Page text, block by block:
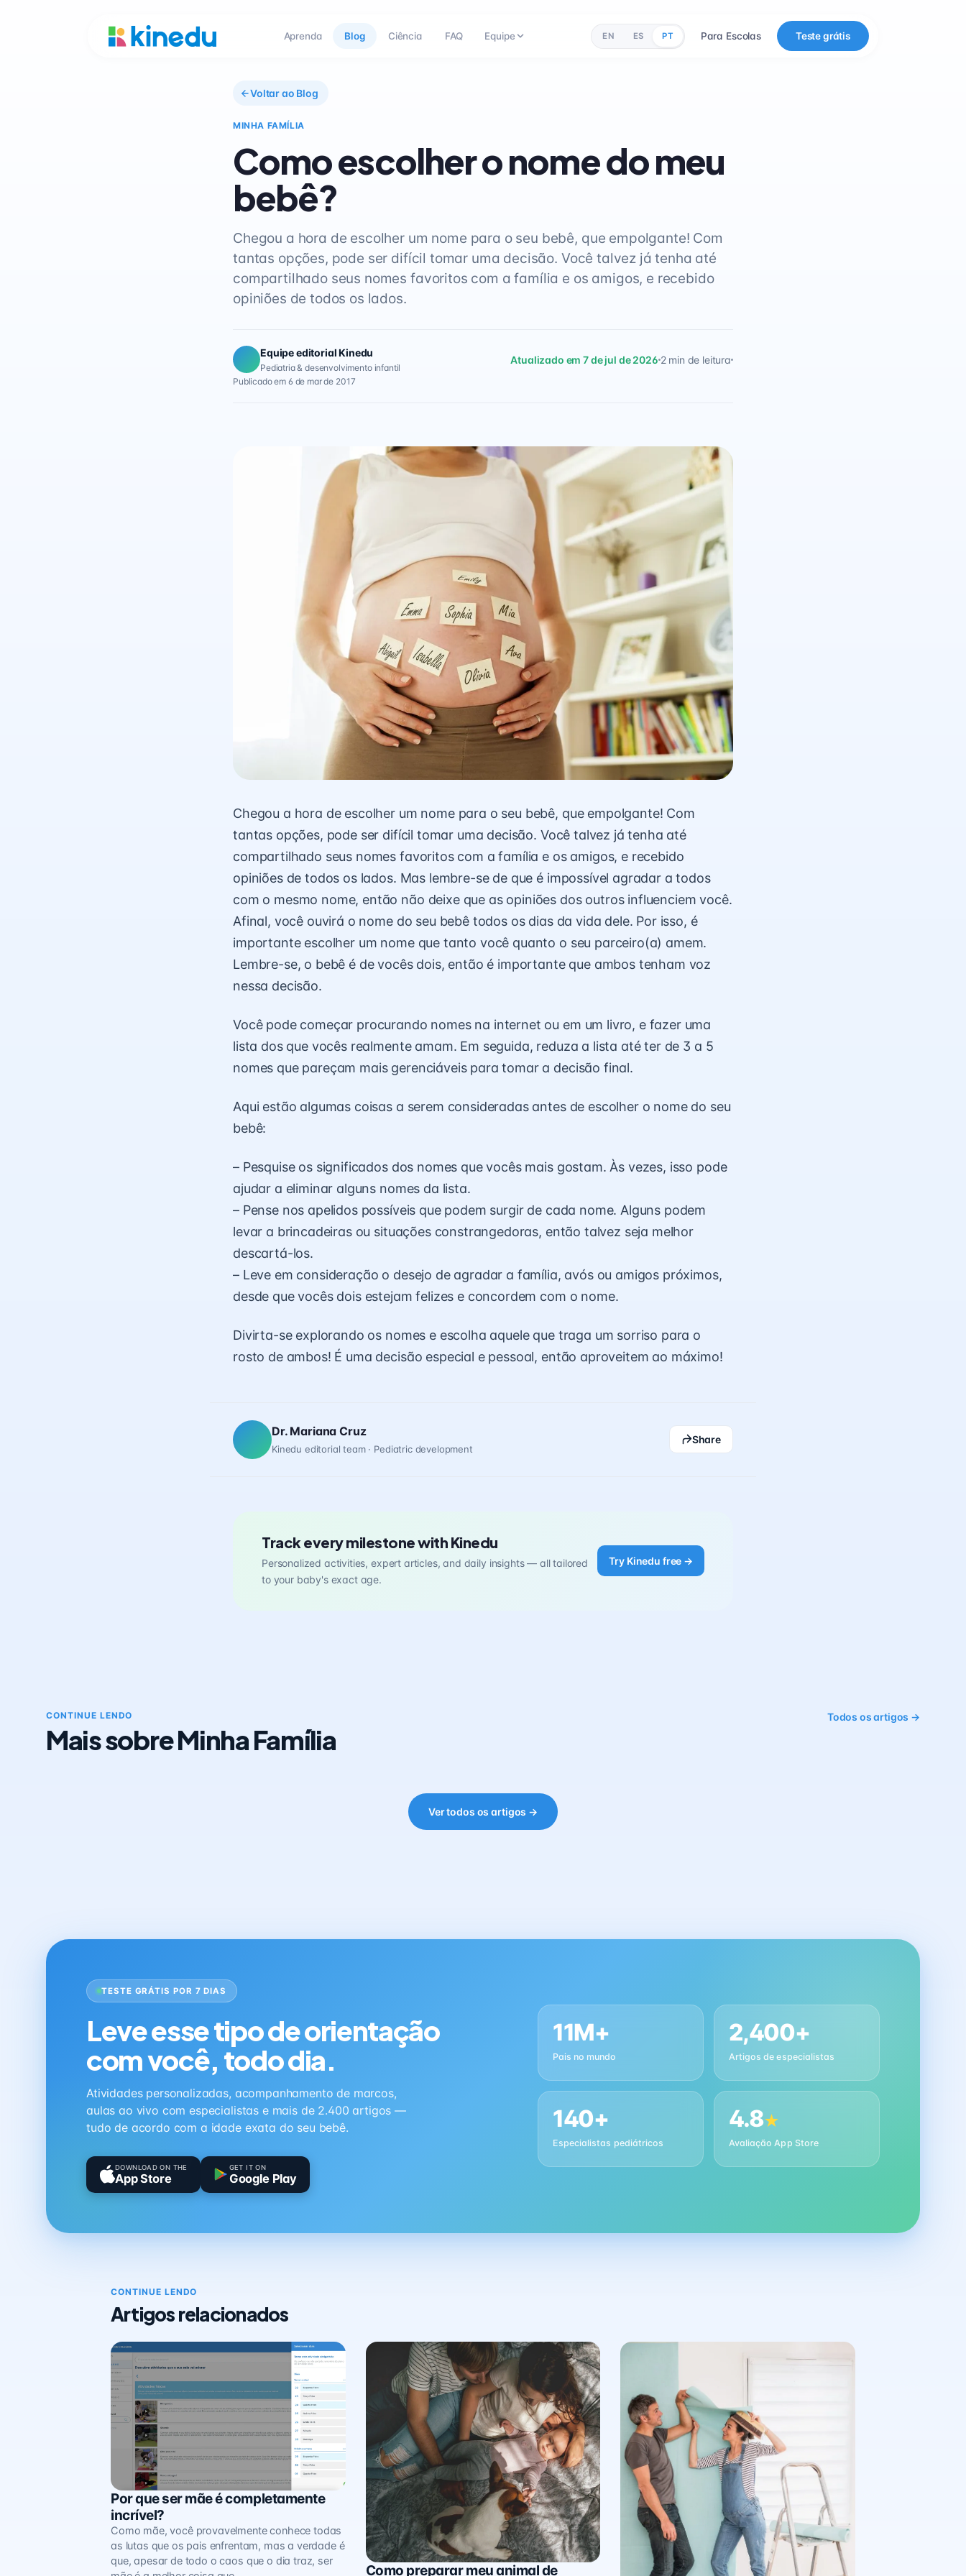
Aprenda Blog Ciência FAQ Equipe EN ES PT Para Escolas Teste grátis
Voltar ao Blog
MINHA FAMÍLIA
Como escolher o nome do meu
bebê?
Chegou a hora de escolher um nome para o seu bebê, que empolgante! Com
tantas opções, pode ser difícil tomar uma decisão. Você talvez já tenha até
compartilhado seus nomes favoritos com a família e os amigos, e recebido
opiniões de todos os lados.
Equipe editorial Kinedu
Pediatria & desenvolvimento infantil
Atualizado em 7 de jul de 2026 2 min de leitura
Publicado em 6 de mar de 2017
Chegou a hora de escolher um nome para o seu bebê, que empolgante! Com
tantas opções, pode ser difícil tomar uma decisão. Você talvez já tenha até
compartilhado seus nomes favoritos com a família e os amigos, e recebido
opiniões de todos os lados. Mas lembre-se de que é impossível agradar a todos
com o mesmo nome, então não deixe que as opiniões dos outros influenciem você.
Afinal, você ouvirá o nome do seu bebê todos os dias da vida dele. Por isso, é
importante escolher um nome que tanto você quanto o seu parceiro(a) amem.
Lembre-se, o bebê é de vocês dois, então é importante que ambos tenham voz
nessa decisão.
Você pode começar procurando nomes na internet ou em um livro, e fazer uma
lista dos que vocês realmente amam. Em seguida, reduza a lista até ter de 3 a 5
nomes que pareçam mais gerenciáveis para tomar a decisão final.
Aqui estão algumas coisas a serem consideradas antes de escolher o nome do seu
bebê:
– Pesquise os significados dos nomes que vocês mais gostam. Às vezes, isso pode
ajudar a eliminar alguns nomes da lista.
– Pense nos apelidos possíveis que podem surgir de cada nome. Alguns podem
levar a brincadeiras ou situações constrangedoras, então talvez seja melhor
descartá-los.
– Leve em consideração o desejo de agradar a família, avós ou amigos próximos,
desde que vocês dois estejam felizes e concordem com o nome.
Divirta-se explorando os nomes e escolha aquele que traga um sorriso para o
rosto de ambos! É uma decisão especial e pessoal, então aproveitem ao máximo!
Dr. Mariana Cruz
Kinedu editorial team · Pediatric development
Share
Track every milestone with Kinedu
Personalized activities, expert articles, and daily insights — all tailored
to your baby's exact age.
Try Kinedu free →
CONTINUE LENDO
Mais sobre Minha Família
Todos os artigos →
Ver todos os artigos →
TESTE GRÁTIS POR 7 DIAS
Leve esse tipo de orientação
com você, todo dia.
Atividades personalizadas, acompanhamento de marcos,
aulas ao vivo com especialistas e mais de 2.400 artigos —
tudo de acordo com a idade exata do seu bebê.
DOWNLOAD ON THE
App Store
GET IT ON
Google Play
11M+
Pais no mundo
2,400+
Artigos de especialistas
140+
Especialistas pediátricos
4.8★
Avaliação App Store
CONTINUE LENDO
Artigos relacionados
Minha Família
Por que ser mãe é completamente
incrível?
Como mãe, você provavelmente conhece todas
as lutas que os pais enfrentam, mas a verdade é
que, apesar de todo o caos que o dia traz, ser
Minha Família
Como preparar meu animal de